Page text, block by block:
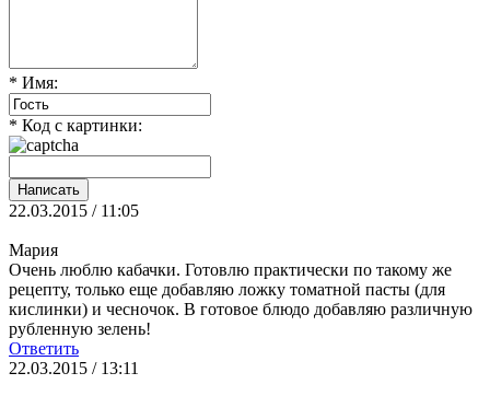
* Имя:
* Код с картинки:
22.03.2015 / 11:05
Мария
Очень люблю кабачки. Готовлю практически по такому же
рецепту, только еще добавляю ложку томатной пасты (для
кислинки) и чесночок. В готовое блюдо добавляю различную
рубленную зелень!
Ответить
22.03.2015 / 13:11